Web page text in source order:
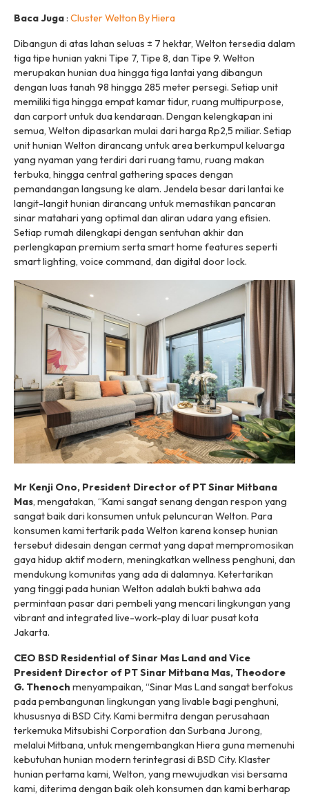
Baca Juga: Cluster Welton By Hiera
Dibangun di atas lahan seluas ± 7 hektar, Welton tersedia dalam
tiga tipe hunian yakni Tipe 7, Tipe 8, dan Tipe 9. Welton
merupakan hunian dua hingga tiga lantai yang dibangun
dengan luas tanah 98 hingga 285 meter persegi. Setiap unit
memiliki tiga hingga empat kamar tidur, ruang multipurpose,
dan carport untuk dua kendaraan. Dengan kelengkapan ini
semua, Welton dipasarkan mulai dari harga Rp2,5 miliar. Setiap
unit hunian Welton dirancang untuk area berkumpul keluarga
yang nyaman yang terdiri dari ruang tamu, ruang makan
terbuka, hingga central gathering spaces dengan
pemandangan langsung ke alam. Jendela besar dari lantai ke
langit-langit hunian dirancang untuk memastikan pancaran
sinar matahari yang optimal dan aliran udara yang efisien.
Setiap rumah dilengkapi dengan sentuhan akhir dan
perlengkapan premium serta smart home features seperti
smart lighting, voice command, dan digital door lock.
Mr Kenji Ono, President Director of PT Sinar Mitbana
Mas, mengatakan, “Kami sangat senang dengan respon yang
sangat baik dari konsumen untuk peluncuran Welton. Para
konsumen kami tertarik pada Welton karena konsep hunian
tersebut didesain dengan cermat yang dapat mempromosikan
gaya hidup aktif modern, meningkatkan wellness penghuni, dan
mendukung komunitas yang ada di dalamnya. Ketertarikan
yang tinggi pada hunian Welton adalah bukti bahwa ada
permintaan pasar dari pembeli yang mencari lingkungan yang
vibrant and integrated live-work-play di luar pusat kota
Jakarta.
CEO BSD Residential of Sinar Mas Land and Vice
President Director of PT Sinar Mitbana Mas, Theodore
G. Thenoch menyampaikan, “Sinar Mas Land sangat berfokus
pada pembangunan lingkungan yang livable bagi penghuni,
khususnya di BSD City. Kami bermitra dengan perusahaan
terkemuka Mitsubishi Corporation dan Surbana Jurong,
melalui Mitbana, untuk mengembangkan Hiera guna memenuhi
kebutuhan hunian modern terintegrasi di BSD City. Klaster
hunian pertama kami, Welton, yang mewujudkan visi bersama
kami, diterima dengan baik oleh konsumen dan kami berharap